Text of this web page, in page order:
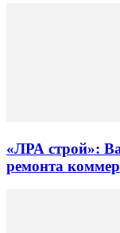
«ЛРА строй»:
ремонта